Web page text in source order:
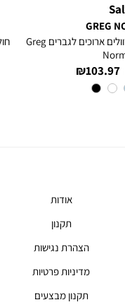
GREG
חולצה מכופתרת עם שרוולים ארוכים לגברים Greg
מחיר
מוצר
103.97 ₪
צבע
NAVY
אודות
תקנון
הצהרת נגישות
מדיניות פרטיות
תקנון מבצעים